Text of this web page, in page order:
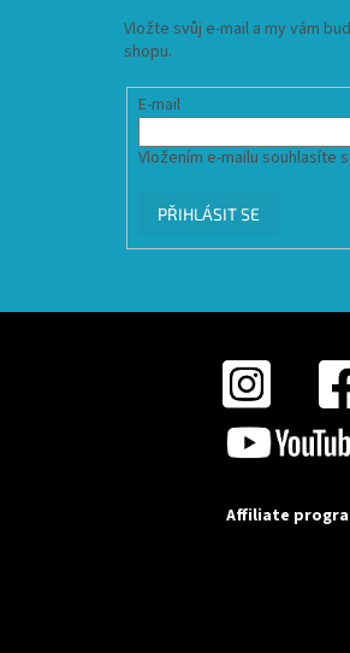
Vložte svůj e-mail a my vám
shopu.
E-mail
Vložením e-mailu souhlasíte s
PŘIHLÁSIT SE
Affiliate